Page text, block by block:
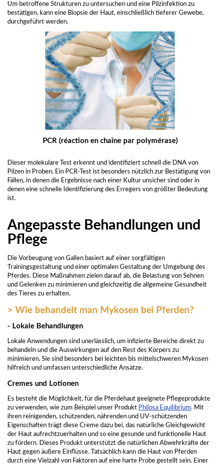
Um betroffene Strukturen zu untersuchen und eine Pilzinfektion zu
bestätigen, kann eine Biopsie der Haut, einschließlich tieferer Gewebe,
durchgeführt werden.
PCR (réaction en chaîne par polymérase)
Dieser molekulare Test erkennt und identifiziert schnell die DNA von
Pilzen in Proben. Ein PCR-Test ist besonders nützlich zur Bestätigung von
Fällen, in denen die Ergebnisse nach einer Kultur unsicher sind oder in
denen eine schnelle Identifizierung des Erregers von größter Bedeutung
ist.
Angepasste Behandlungen und
Pflege
Die Vorbeugung von Gallen basiert auf einer sorgfältigen
Trainingsgestaltung und einer optimalen Gestaltung der Umgebung des
Pferdes. Diese Maßnahmen zielen darauf ab, die Belastung von Sehnen
und Gelenken zu minimieren und gleichzeitig die allgemeine Gesundheit
des Tieres zu erhalten.
> Wie behandelt man Mykosen bei Pferden?
- Lokale Behandlungen
Lokale Anwendungen sind unerlässlich, um infizierte Bereiche direkt zu
behandeln und die Auswirkungen auf den Rest des Körpers zu
minimieren. Sie sind besonders bei leichten bis mittelschweren Mykosen
hilfreich und umfassen unterschiedliche Ansätze.
Cremes und Lotionen
Es besteht die Möglichkeit, für die Pferdehaut geeignete Pflegeprodukte
zu verwenden, wie zum Beispiel unser Produkt Philosa Equilibrium. Mit
ihren reinigenden, schützenden, nährenden und UV-schützenden
Eigenschaften trägt diese Creme dazu bei, das natürliche Gleichgewicht
der Haut aufrechtzuerhalten und so eine gesunde und funktionelle Haut
zu fördern. Dieses Produkt unterstützt die natürlichen Abwehrkräfte der
Haut gegen äußere Einflüsse. Tatsächlich kann die Haut von Pferden
durch eine Vielzahl von Faktoren auf eine harte Probe gestellt sein. Einer